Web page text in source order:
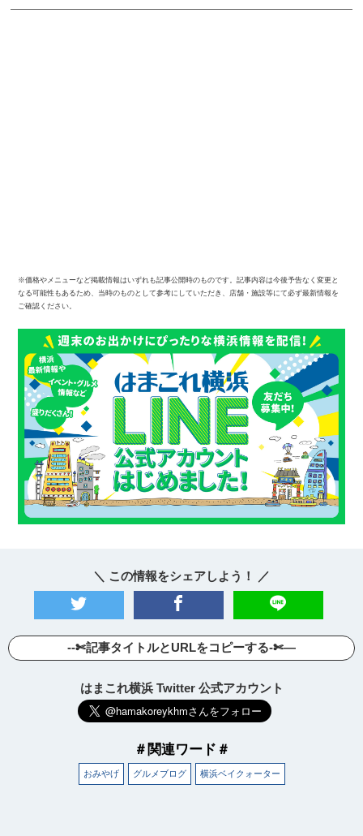
※価格やメニューなど掲載情報はいずれも記事公開時のものです。記事内容は今後予告なく変更と
なる可能性もあるため、当時のものとして参考にしていただき、店舗・施設等にて必ず最新情報を
ご確認ください。
＼ この情報をシェアしよう！ ／
--✄記事タイトルとURLをコピーする-✄—
はまこれ横浜 Twitter 公式アカウント
＃関連ワード＃
おみやげ グルメブログ 横浜ベイクォーター